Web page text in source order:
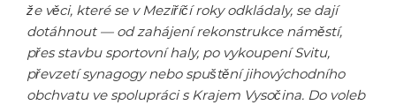
že věci, které se v Meziříčí roky odkládaly, se dají
dotáhnout — od zahájení rekonstrukce náměstí,
přes stavbu sportovní haly, po vykoupení Svitu,
převzetí synagogy nebo spuštění jihovýchodního
obchvatu ve spolupráci s Krajem Vysočina. Do voleb